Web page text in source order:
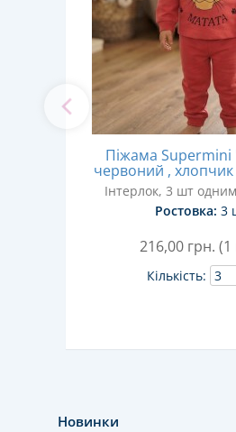
Піжама Supermini
червоний , хлопчик
Інтерлок, 3 шт
Ростовка: 3
216,00 грн.
Кількість:
Новинки